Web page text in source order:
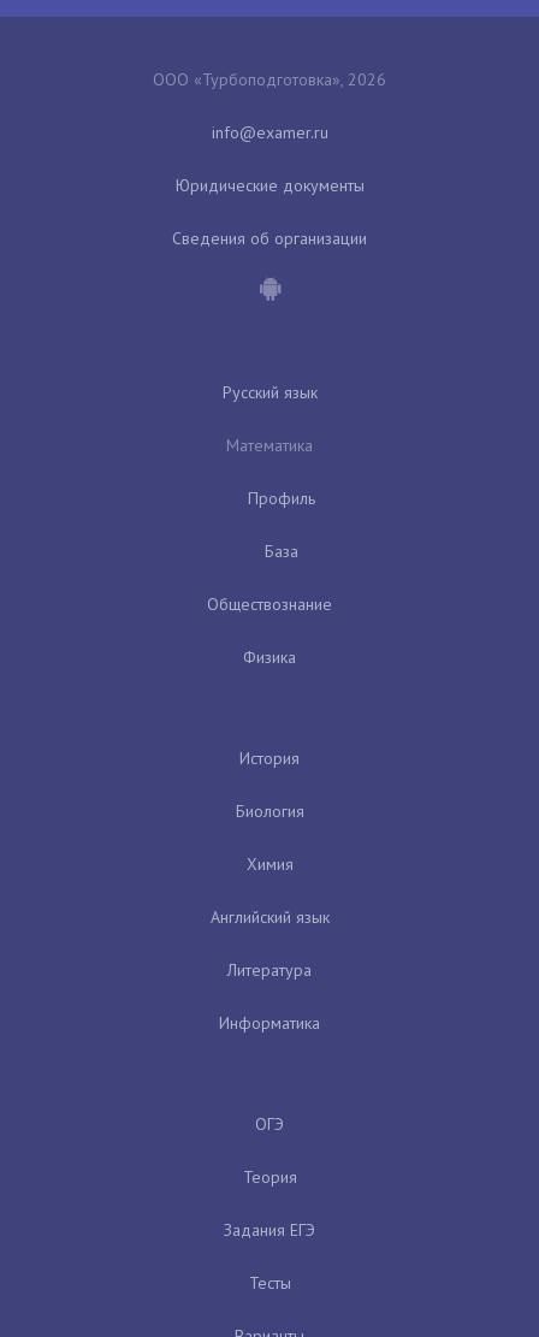
ООО «Турбоподготовка», 2026
Юридические документы
Сведения об организации
Русский язык
Математика
Профиль
База
Обществознание
Физика
История
Биология
Химия
Английский язык
Литература
Информатика
ОГЭ
Теория
Задания ЕГЭ
Тесты